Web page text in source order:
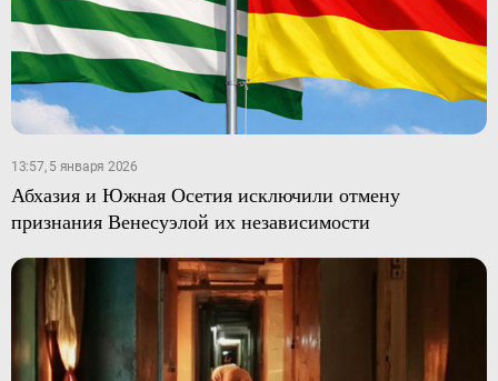
13:57, 5 января 2026
Абхазия и Южная Осетия исключили отмену
признания Венесуэлой их независимости